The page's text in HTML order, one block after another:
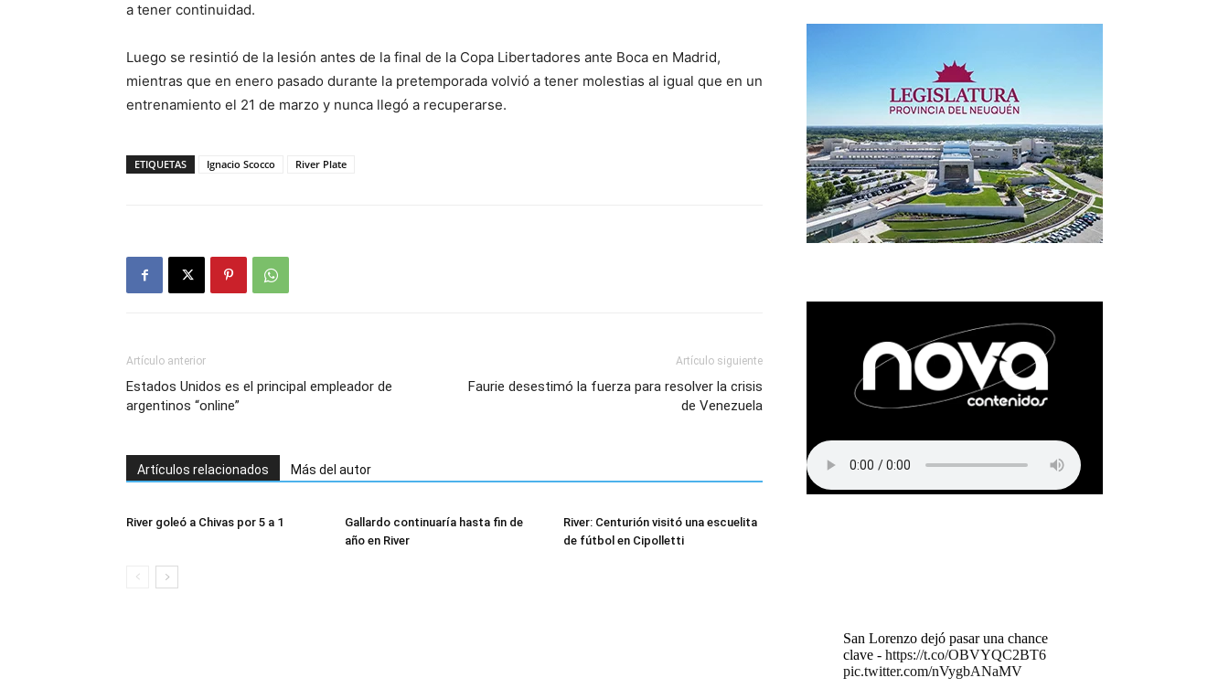
a tener continuidad.
Luego se resintió de la lesión antes de la final de la Copa Libertadores ante Boca en Madrid,
mientras que en enero pasado durante la pretemporada volvió a tener molestias al igual que en un
entrenamiento el 21 de marzo y nunca llegó a recuperarse.
ETIQUETAS Ignacio Scocco River Plate
Artículo anterior
Estados Unidos es el principal empleador de
argentinos “online”
Artículo siguiente
Faurie desestimó la fuerza para resolver la crisis
de Venezuela
Artículos relacionados Más del autor
River goleó a Chivas por 5 a 1
Gallardo continuaría hasta fin de
año en River
River: Centurión visitó una escuelita
de fútbol en Cipolletti
San Lorenzo dejó pasar una chance
clave - https://t.co/OBVYQC2BT6
pic.twitter.com/nVygbANaMV